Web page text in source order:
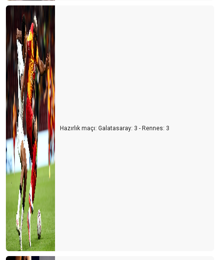
Hazırlık maçı: Galatasaray: 3 - Rennes: 3